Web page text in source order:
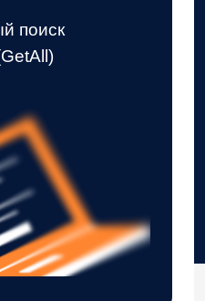
без
в секунду —